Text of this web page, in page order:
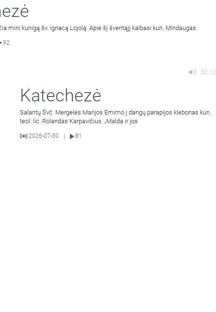
mini kunigą šv. Ignacą Lojolą. Apie šį šventąjį kalbasi kun. Mindaugas
92
32:12
Katechezė
Salantų Švč. Mergelės Marijos Ėmimo į dangų parapijos klebonas kun.
teol. lic. Rolandas Karpavičius: „Malda ir jos
2026-07-30 81